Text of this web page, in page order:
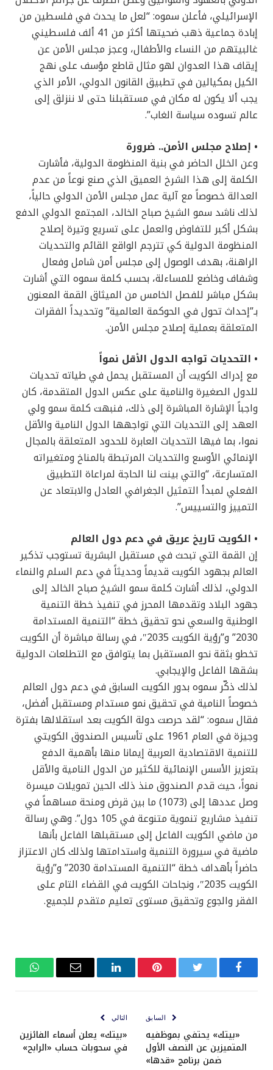
الإسرائيلي، فأعلن سموه: “لعل ما يحدث في فلسطين من
إبادة جماعية ذهب ضحيتها أكثر من 41 ألف فلسطيني
غالبيتهم من النساء والأطفال، وعجز مجلس الأمن عن
إيقاف هذا العدوان لهو مثال قاطع مؤسف على نهج
الكيل بمكيالين في تطبيق القانون الدولي، الأمر الذي
يجب ألا يكون له مكان في مستقبلنا حتى لا ننزلق إلى
عالم تسوده سياسة الغاب”.
• إصلاح مجلس الأمن.. ضرورة
وعن الخلل الحاضر في بنية المنظومة الدولية، فأشارت
الكلمة إلى هذا الشرخ العميق الذي صنع نوعاً من عدم
العدالة خصوصاً مع آلية عمل مجلس الأمن الدولي حالياً،
لذلك ناشد سمو الشيخ صباح الخالد، المجتمع الدولي الدفع
بشكل أكبر للتفاوض والعمل على تسريع وتيرة إصلاح
المنظومة الدولية كي تترجم الواقع القائم والتحديات
الراهنة، بهدف الوصول إلى مجلس أمن شامل وفعال
وشفاف وخاضع للمساءلة، بحسب كلمة سموه التي أشارت
بشكل مباشر للفصل الخامس من الميثاق القمة المعنون
بـ”إحداث تحول في الحوكمة العالمية” وتحديداً الفقرات
المتعلقة بعملية إصلاح مجلس الأمن.
• التحديات تواجه الدول الأقل نمواً
مع إدراك الكويت أن المستقبل يحمل في طياته تحديات
للدول الصغيرة والنامية على عكس الدول المتقدمة، كان
واجباً الإشارة المباشرة إلى ذلك، فنبهت كلمة سمو ولي
العهد إلى التحديات التي تواجهها الدول النامية والأقل
نموا، بما فيها التحديات العابرة للحدود المتعلقة بالمجال
الإنمائي الأوسع والتحديات المرتبطة بالمناخ ومتغيراته
المتسارعة، “والتي بينت لنا الحاجة لمراعاة التطبيق
الفعلي لمبدأ التمثيل الجغرافي العادل والابتعاد عن
التمييز والتسييس”.
• الكويت تاريخ عريق في دعم دول العالم
إن القمة التي تبحث في مستقبل البشرية تستوجب تذكير
العالم بجهود الكويت قديماً وحديثاً في دعم السلم والنماء
الدولي، لذلك أشارت كلمة سمو الشيخ صباح الخالد إلى
جهود البلاد وتقدمها المحرز في تنفيذ خطة التنمية
الوطنية والسعي نحو تحقيق خطة “التنمية المستدامة
2030” و”رؤية الكويت 2035″، في رسالة مباشرة أن الكويت
تخطو بثقة نحو المستقبل بما يتوافق مع التطلعات الدولية
بشقها الفاعل والإيجابي.
لذلك ذكّر سموه بدور الكويت السابق في دعم دول العالم
خصوصاً النامية في تحقيق نمو مستدام ومستقبل أفضل،
فقال سموه: “لقد حرصت دولة الكويت بعد استقلالها بفترة
وجيزة في العام 1961 على تأسيس الصندوق الكويتي
للتنمية الاقتصادية العربية إيمانا منها بأهمية الدفع
بتعزيز الأسس الإنمائية للكثير من الدول النامية والأقل
نمواً، حيث قدم الصندوق منذ ذلك الحين تمويلات ميسرة
وصل عددها إلى (1073) ما بين قرض ومنحة مساهماً في
تنفيذ مشاريع تنموية متنوعة في 105 دول”. وهي رسالة
من ماضي الكويت الفاعل إلى مستقبلها الفاعل بأنها
ماضية في سيرورة التنمية واستدامتها ولذلك كان الاعتزاز
حاضراً بأهداف خطة “التنمية المستدامة 2030” و”رؤية
الكويت 2035″، ونجاحات الكويت في القضاء التام على
الفقر والجوع وتحقيق مستوى تعليم متقدم للجميع.
فيسبوك تويتر بينتيريستلينكدإن
البريد
واتساب
السابق
«بيتك» يحتفي بموظفيه
المتميزين عن النصف الأول
ضمن برنامج «قدها»
التالي
«بيتك» يعلن أسماء الفائزين
في سحوبات حساب «الرابح»